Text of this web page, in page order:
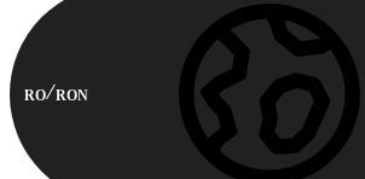
RO RON